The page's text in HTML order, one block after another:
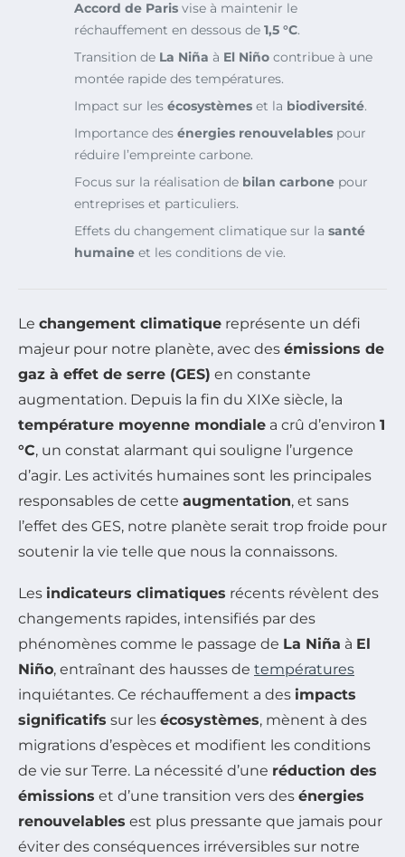
Accord de Paris vise à maintenir le
réchauffement en dessous de 1,5 °C.
Transition de La Niña à El Niño contribue à une
montée rapide des températures.
Impact sur les écosystèmes et la biodiversité.
Importance des énergies renouvelables pour
réduire l’empreinte carbone.
Focus sur la réalisation de bilan carbone pour
entreprises et particuliers.
Effets du changement climatique sur la santé
humaine et les conditions de vie.
Le changement climatique représente un défi
majeur pour notre planète, avec des émissions de
gaz à effet de serre (GES) en constante
augmentation. Depuis la fin du XIXe siècle, la
température moyenne mondiale a crû d’environ 1
°C, un constat alarmant qui souligne l’urgence
d’agir. Les activités humaines sont les principales
responsables de cette augmentation, et sans
l’effet des GES, notre planète serait trop froide pour
soutenir la vie telle que nous la connaissons.
Les indicateurs climatiques récents révèlent des
changements rapides, intensifiés par des
phénomènes comme le passage de La Niña à El
Niño, entraînant des hausses de températures
inquiétantes. Ce réchauffement a des impacts
significatifs sur les écosystèmes, mènent à des
migrations d’espèces et modifient les conditions
de vie sur Terre. La nécessité d’une réduction des
émissions et d’une transition vers des énergies
renouvelables est plus pressante que jamais pour
éviter des conséquences irréversibles sur notre